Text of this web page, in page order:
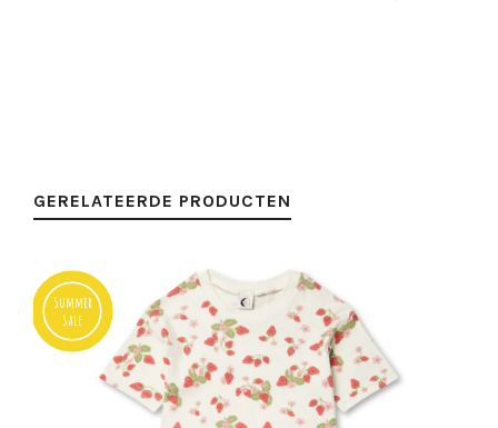
GERELATEERDE PRODUCTEN
Summer
Sale